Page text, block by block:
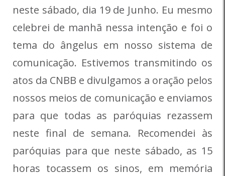
neste sábado, dia 19 de Junho. Eu mesmo
celebrei de manhã nessa intenção e foi o
tema do ângelus em nosso sistema de
comunicação. Estivemos transmitindo os
atos da CNBB e divulgamos a oração pelos
nossos meios de comunicação e enviamos
para que todas as paróquias rezassem
neste final de semana. Recomendei às
paróquias para que neste sábado, as 15
horas tocassem os sinos, em memória